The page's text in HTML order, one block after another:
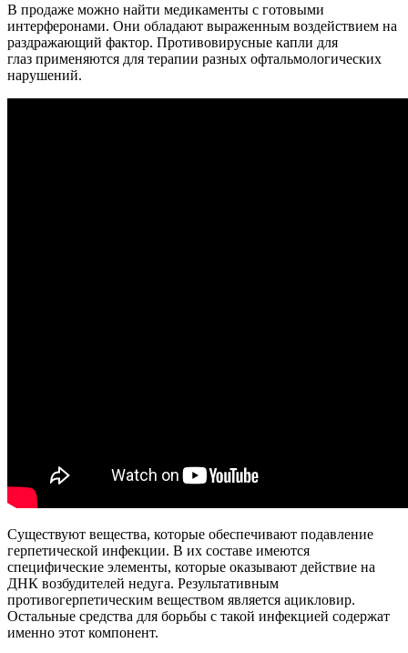
В продаже можно найти медикаменты с готовыми
интерферонами. Они обладают выраженным воздействием на
раздражающий фактор. Противовирусные капли для
глаз применяются для терапии разных офтальмологических
нарушений.
Существуют вещества, которые обеспечивают подавление
герпетической инфекции. В их составе имеются
специфические элементы, которые оказывают действие на
ДНК возбудителей недуга. Результативным
противогерпетическим веществом является ацикловир.
Остальные средства для борьбы с такой инфекцией содержат
именно этот компонент.